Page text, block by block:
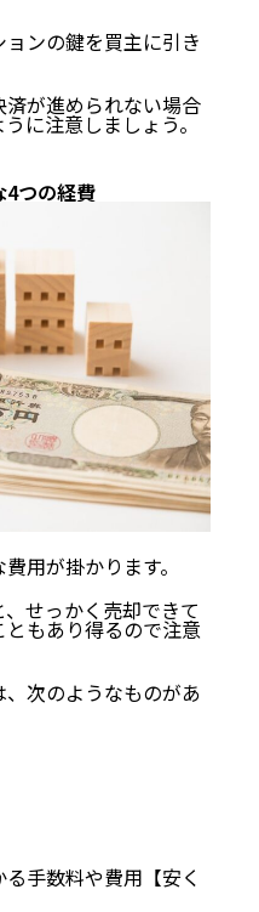
ンの鍵を買主に引き
が進められない場合
に注意しましょう。
4つの経費
用が掛かります。
せっかく売却できて
もあり得るので注意
次のようなものがあ
手数料や費用【安く